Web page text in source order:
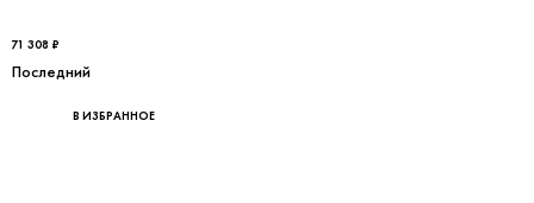
71 308 ₽
Последний
В ИЗБРАННОЕ